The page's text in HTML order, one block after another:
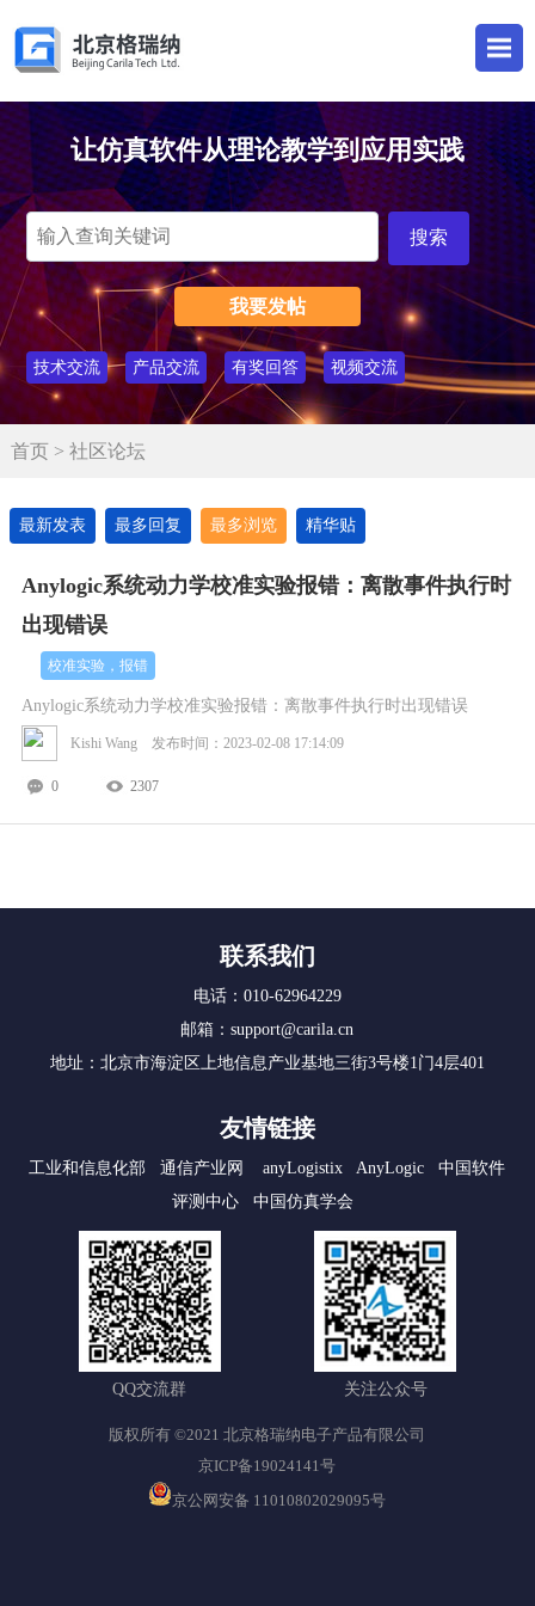
让仿真软件从理论教学到应用实践
我要发帖
技术交流 产品交流 有奖回答 视频交流
首页> 社区论坛
最新发表 最多回复 最多浏览 精华贴
Anylogic系统动力学校准实验报错：离散事件执行时
出现错误
校准实验，报错
Anylogic系统动力学校准实验报错：离散事件执行时出现错误
Kishi Wang 发布时间：2023-02-08 17:14:09
0 2307
联系我们
电话：010-62964229
邮箱：support@carila.cn
地址：北京市海淀区上地信息产业基地三街3号楼1门4层401
友情链接
工业和信息化部 通信产业网 anyLogistix AnyLogic
中国软件
评测中心
中国仿真学会
QQ交流群 关注公众号
版权所有 ©2021 北京格瑞纳电子产品有限公司
京ICP备19024141号
京公网安备 11010802029095号